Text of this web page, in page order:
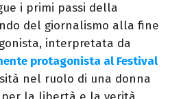
i primi passi della
del giornalismo alla fine
interpretata da
protagonista al Festival
nel ruolo di una donna